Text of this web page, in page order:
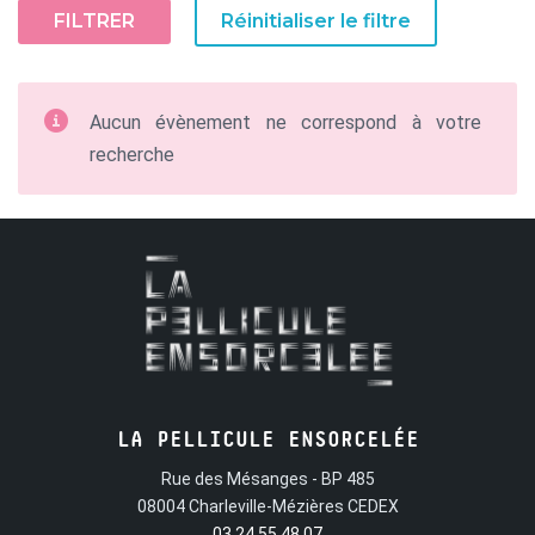
FILTRER Réinitialiser le filtre
Aucun évènement ne correspond à votre
recherche
LA PELLICULE ENSORCELÉE
Rue des Mésanges - BP 485
08004 Charleville-Mézières CEDEX